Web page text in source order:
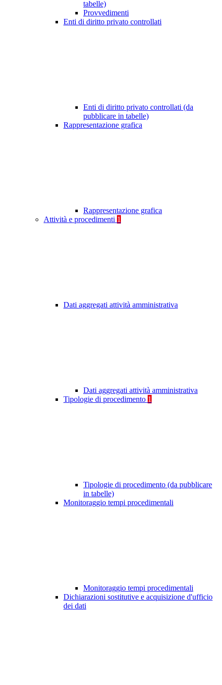
tabelle)
Provvedimenti
Enti di diritto privato controllati
Enti di diritto privato controllati (da
pubblicare in tabelle)
Rappresentazione grafica
Rappresentazione grafica
Attività e procedimenti 1
Dati aggregati attività amministrativa
Dati aggregati attività amministrativa
Tipologie di procedimento 1
Tipologie di procedimento (da pubblicare
in tabelle)
Monitoraggio tempi procedimentali
Monitoraggio tempi procedimentali
Dichiarazioni sostitutive e acquisizione d'ufficio
dei dati